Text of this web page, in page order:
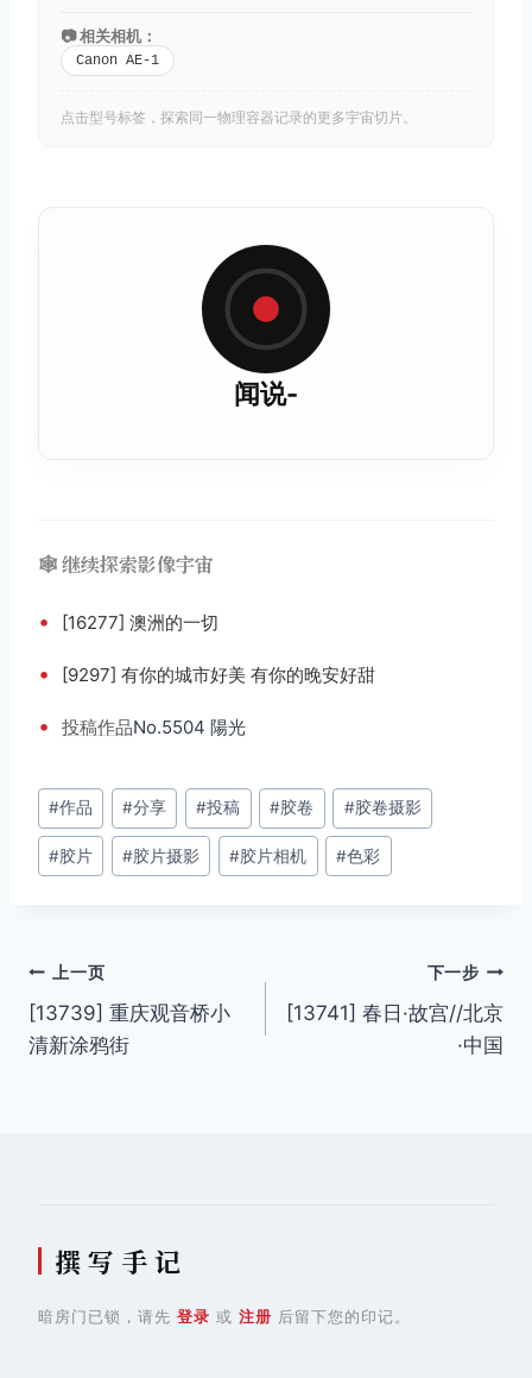
📷 相关相机：
Canon AE-1
点击型号标签，探索同一物理容器记录的更多宇宙切片。
闻说-
🕸️ 继续探索影像宇宙
• [16277] 澳洲的一切
• [9297] 有你的城市好美 有你的晚安好甜
• 投稿作品No.5504 陽光
文
章
标
#作品 #分享 #投稿 #胶卷 #胶卷摄影
#胶片 #胶片摄影 #胶片相机 #色彩
文
章
上一页
[13739] 重庆观音桥小
清新涂鸦街
下一步
[13741] 春日·故宫//北京
·中国
撰 写 手 记
暗房门已锁，请先 登录 或 注册 后留下您的印记。